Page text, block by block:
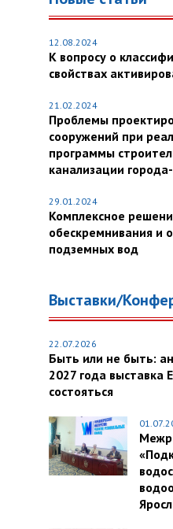
12.08.2024
К вопросу о
свойствах
21.02.2024
Проблемы
сооружений при
программы
канализации
29.01.2024
Комплексное
обескремнивания и
подземных вод
Выставки/
22.07.2026
Быть или не быть:
2027 года выставка
состояться